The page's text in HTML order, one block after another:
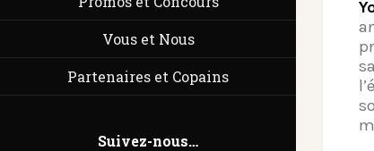
Vous et Nous
Partenaires et Copains
Suivez-nous…